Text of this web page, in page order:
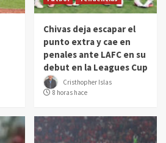
Chivas deja escapar el
punto extra y cae en
penales ante LAFC en su
debut en la Leagues Cup
Cristhopher Islas
8 horas hace